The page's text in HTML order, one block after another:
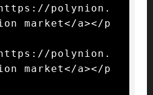
polynion.
market</a></p
polynion.
market</a></p